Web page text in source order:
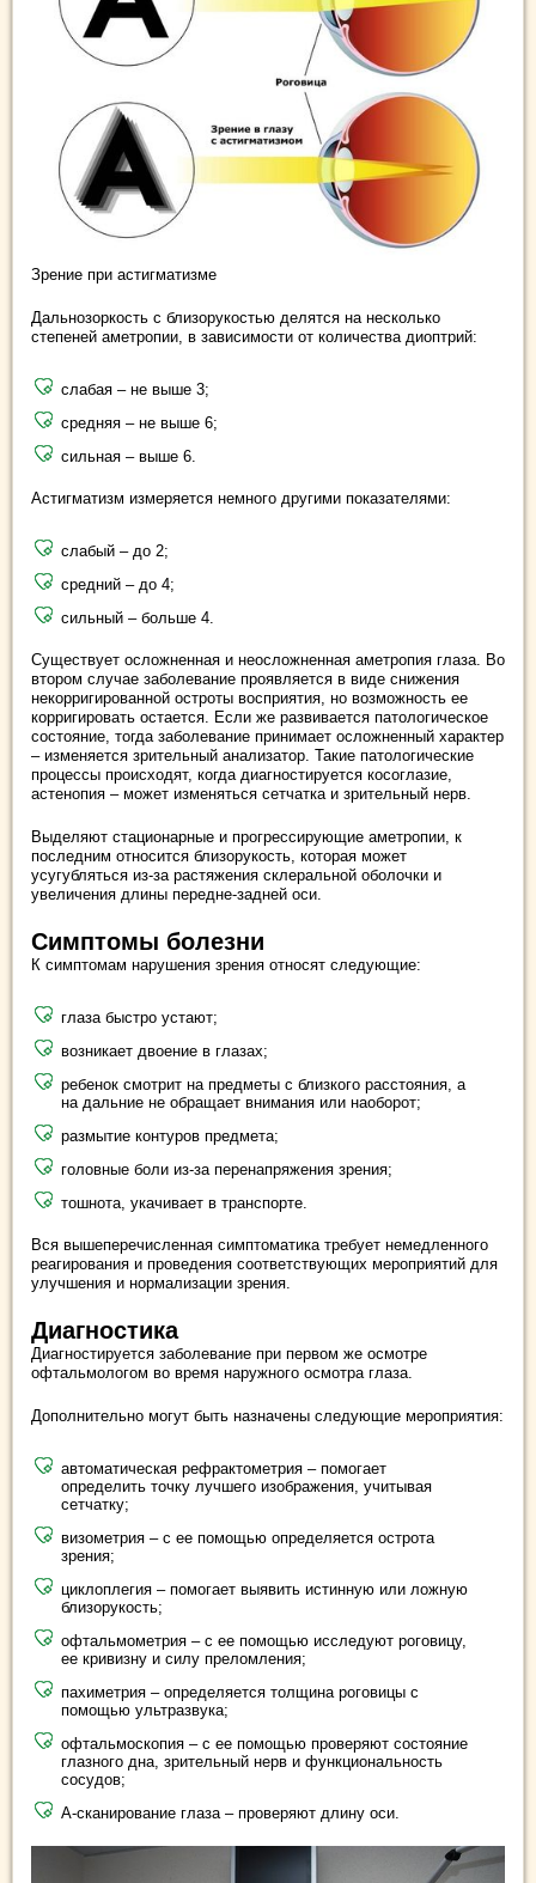
Зрение при астигматизме
Дальнозоркость с близорукостью делятся на несколько
степеней аметропии, в зависимости от количества диоптрий:
слабая – не выше 3;
средняя – не выше 6;
сильная – выше 6.
Астигматизм измеряется немного другими показателями:
слабый – до 2;
средний – до 4;
сильный – больше 4.
Существует осложненная и неосложненная аметропия глаза. Во
втором случае заболевание проявляется в виде снижения
некорригированной остроты восприятия, но возможность ее
корригировать остается. Если же развивается патологическое
состояние, тогда заболевание принимает осложненный характер
– изменяется зрительный анализатор. Такие патологические
процессы происходят, когда диагностируется косоглазие,
астенопия – может изменяться сетчатка и зрительный нерв.
Выделяют стационарные и прогрессирующие аметропии, к
последним относится близорукость, которая может
усугубляться из-за растяжения склеральной оболочки и
увеличения длины передне-задней оси.
Симптомы болезни
К симптомам нарушения зрения относят следующие:
глаза быстро устают;
возникает двоение в глазах;
ребенок смотрит на предметы с близкого расстояния, а
на дальние не обращает внимания или наоборот;
размытие контуров предмета;
головные боли из-за перенапряжения зрения;
тошнота, укачивает в транспорте.
Вся вышеперечисленная симптоматика требует немедленного
реагирования и проведения соответствующих мероприятий для
улучшения и нормализации зрения.
Диагностика
Диагностируется заболевание при первом же осмотре
офтальмологом во время наружного осмотра глаза.
Дополнительно могут быть назначены следующие мероприятия:
автоматическая рефрактометрия – помогает
определить точку лучшего изображения, учитывая
сетчатку;
визометрия – с ее помощью определяется острота
зрения;
циклоплегия – помогает выявить истинную или ложную
близорукость;
офтальмометрия – с ее помощью исследуют роговицу,
ее кривизну и силу преломления;
пахиметрия – определяется толщина роговицы с
помощью ультразвука;
офтальмоскопия – с ее помощью проверяют состояние
глазного дна, зрительный нерв и функциональность
сосудов;
А-сканирование глаза – проверяют длину оси.